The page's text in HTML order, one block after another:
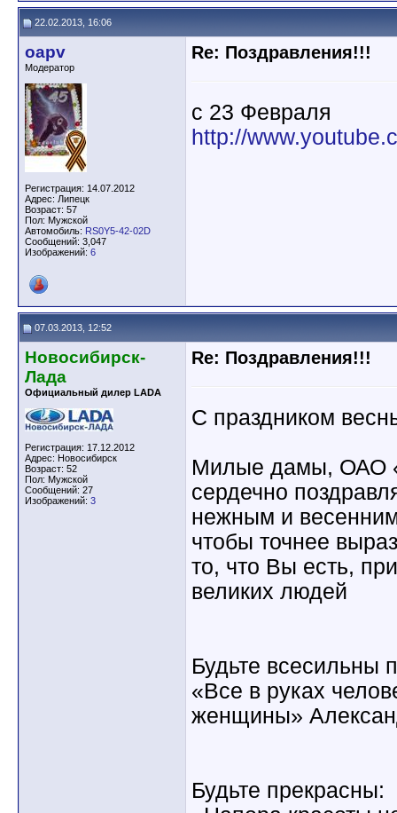
22.02.2013, 16:06
oapv
Модератор
Регистрация: 14.07.2012
Адрес: Липецк
Возраст: 57
Пол: Мужской
Автомобиль: RS0Y5-42-02D
Сообщений: 3,047
Изображений: 6
Re: Поздравления!!!
с 23 Февраля
http://
07.03.2013, 12:52
Новосибирск-
Лада
Официальный дилер LADA
Регистрация: 17.12.2012
Адрес: Новосибирск
Возраст: 52
Пол: Мужской
Сообщений: 27
Изображений: 3
Re: Поздравления!!!
С праздником
Милые дамы, ОАО
сердечно
нежным и
чтобы точнее
то, что Вы есть,
великих людей
Будьте всесильны
«Все в руках
женщины»
Будьте прекрасны: